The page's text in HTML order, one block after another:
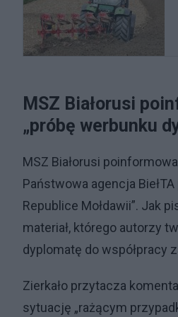
MSZ Białorusi
„próbę werbunku
MSZ Białorusi
Państwowa agencja
Republice Mołdawii”. Jak
materiał, którego autorzy
dyplomatę do współpracy
Zierkało przytacza
sytuację „rażącym